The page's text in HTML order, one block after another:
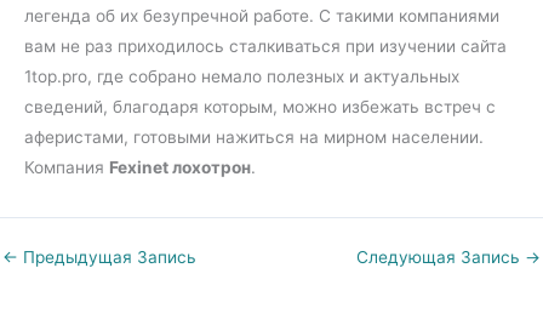
легенда об их безупречной работе. С такими компаниями
вам не раз приходилось сталкиваться при изучении сайта
1top.pro, где собрано немало полезных и актуальных
сведений, благодаря которым, можно избежать встреч с
аферистами, готовыми нажиться на мирном населении.
Компания Fexinet лохотрон.
← Предыдущая Запись Следующая Запись →